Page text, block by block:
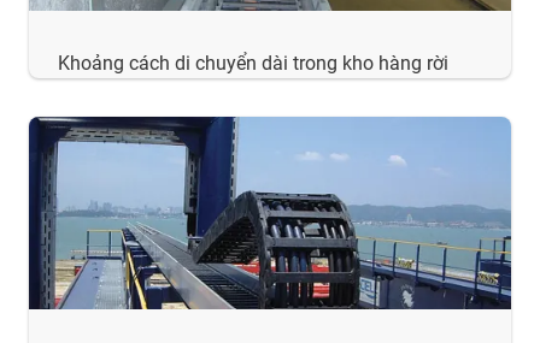
Khoảng cách di chuyển dài trong kho hàng rời